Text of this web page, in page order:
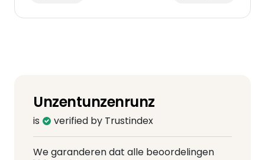
Unzentunzenrunz
is verified by Trustindex
We garanderen dat alle beoordelingen